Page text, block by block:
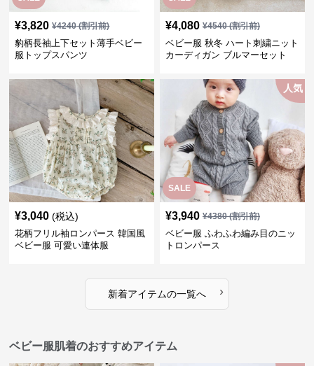
¥3,820 ¥4240(割引前)
豹柄長袖上下セット薄手ベビー
服トップスパンツ
¥4,080 ¥4540(割引前)
ベビー服 秋冬 ハート刺繍ニット
カーディガン ブルマーセット
¥3,040 (税込)
花柄フリル袖ロンパース 韓国風
ベビー服 可愛い連体服
SALE
人気
¥3,940 ¥4380(割引前)
ベビー服 ふわふわ編み目のニッ
トロンパース
新着アイテムの一覧へ ›
ベビー服肌着のおすすめアイテム